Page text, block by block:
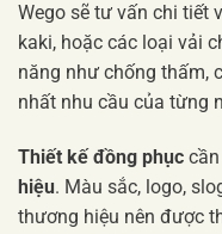
Wego sẽ tư vấn chi tiết
kaki, hoặc các loại vải
năng như chống thấm,
nhất nhu cầu của từng
Thiết kế đồng phục
hiệu. Màu sắc, logo,
thương hiệu nên được